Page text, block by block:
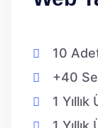
10
+40
1